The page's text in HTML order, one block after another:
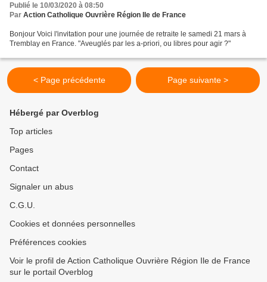
Publié le 10/03/2020 à 08:50
Par Action Catholique Ouvrière Région Ile de France
Bonjour Voici l'invitation pour une journée de retraite le samedi 21 mars à
Tremblay en France. "Aveuglés par les a-priori, ou libres pour agir ?"
< Page précédente Page suivante >
Hébergé par Overblog
Top articles
Pages
Contact
Signaler un abus
C.G.U.
Cookies et données personnelles
Préférences cookies
Voir le profil de Action Catholique Ouvrière Région Ile de France
sur le portail Overblog